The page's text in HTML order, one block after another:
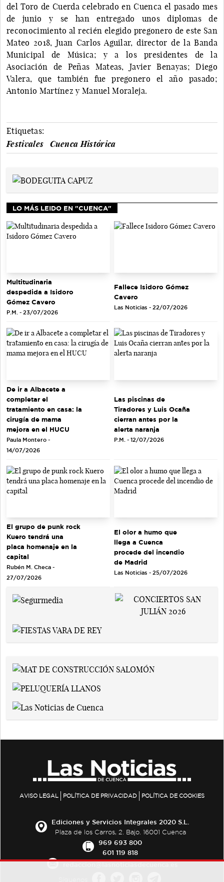
del Toro de Cuerda celebrado en Cuenca el pasado mes
de junio y se han entregado unos diplomas de
reconocimiento al recién elegido pregonero de este San
Mateo 2018, Juan Carlos Aguilar, director de la Banda
Municipal de Música; y a los presidentes de la
Asociación de Peñas Mateas, Javier Benayas; Diego
Valera, que también fue pregonero el año pasado;
Antonio Martínez y Manuel Moraleja.
Etiquetas:
Festivales
Cuenca Histórica
LO MÁS LEIDO EN "CUENCA"
Multitudinaria
despedida a Isidoro
Gómez Cavero
P.M. - 23/07/2026
Fallece Isidoro Gómez
Cavero
Las Noticias - 22/07/2026
De ir a Albacete a
completar el
tratamiento en casa: la
cirugía de mama
mejora en el HUCU
Paula Montero -
14/07/2026
Las piscinas de
Tiradores y Luis Ocaña
cierran antes por la
alerta naranja
P.M. - 12/07/2026
El grupo de punk rock
Kuero tendrá una
placa homenaje en la
capital
Rubén M. Checa -
27/07/2026
El olor a humo que
llega a Cuenca
procede del incendio
de Madrid
Las Noticias - 25/07/2026
AVISO LEGAL POLÍTICA DE PRIVACIDAD POLÍTICA DE COOKIES
Ediciones y Servicios Integrales 2020 S.L.
Plaza de los Carros, 2. Bajo. 16001 Cuenca
969 693 800
601 119 818